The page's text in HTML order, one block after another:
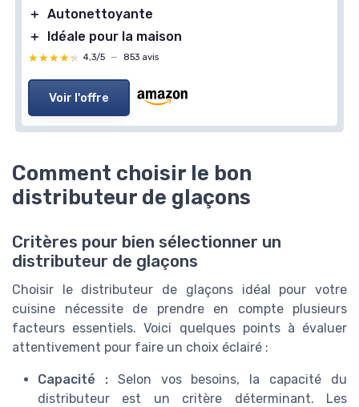
＋ Autonettoyante
＋
Idéale pour la maison
★★★★★
★★★★★ 4,3/5 — 853 avis
Voir l'offre
Comment choisir le bon
distributeur de glaçons
Critères pour bien sélectionner un
distributeur de glaçons
Choisir le distributeur de glaçons idéal pour votre
cuisine nécessite de prendre en compte plusieurs
facteurs essentiels. Voici quelques points à évaluer
attentivement pour faire un choix éclairé :
Capacité :Selon vos besoins, la capacité du
distributeur est un critère déterminant. Les